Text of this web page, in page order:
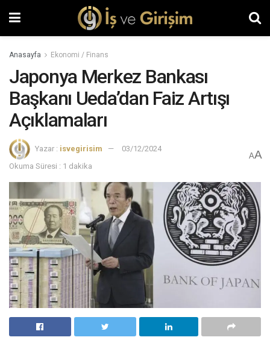
Anasayfa Ekonomi / Finans
Japonya Merkez Bankası
Başkanı Ueda’dan Faiz Artışı
Açıklamaları
Yazar : isvegirisim
03/12/2024
Okuma Süresi : 1 dakika
AA